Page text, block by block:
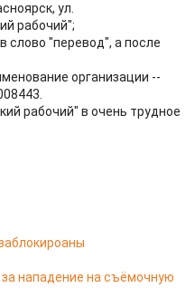
ул.
рабочий";
слово "перевод", а после
организации --
рабочий" в очень трудное
нападение на съёмочную